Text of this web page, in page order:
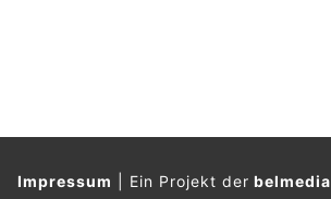
Impressum Ein Projekt derbelmedia